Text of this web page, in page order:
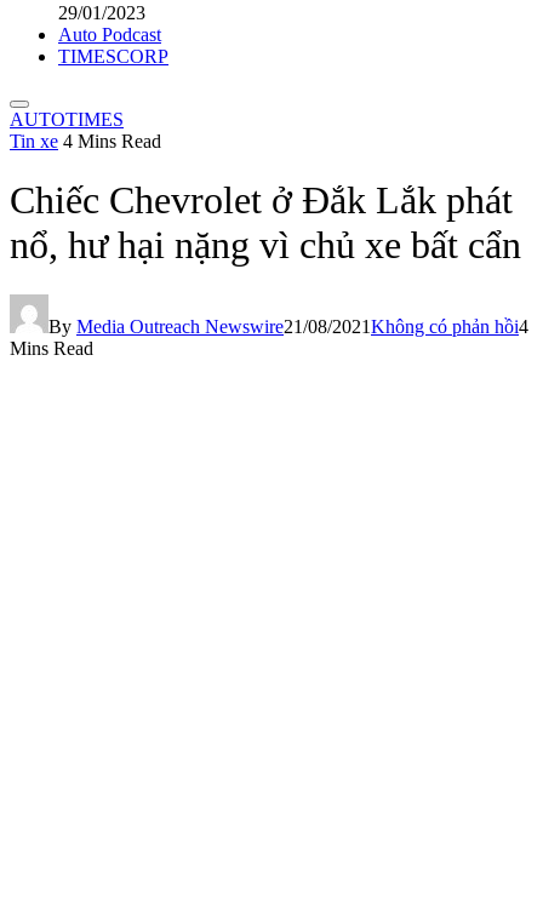
29/01/2023
Auto Podcast
TIMESCORP
AUTOTIMES
Tin xe 4 Mins Read
Chiếc Chevrolet ở Đắk Lắk phát
nổ, hư hại nặng vì chủ xe bất cẩn
By Media Outreach Newswire21/08/2021Không có phản hồi4
Mins Read